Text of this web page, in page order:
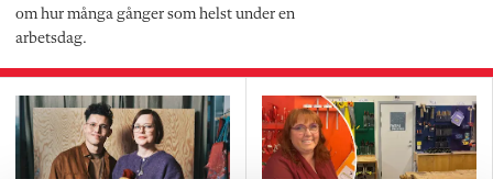
om hur många gånger som helst under en
arbetsdag.